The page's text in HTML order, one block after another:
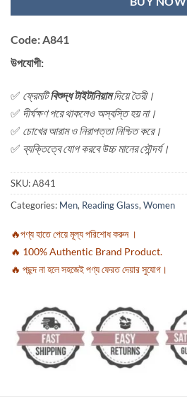
Code: A841
উপযোগী:
✅ ফ্রেমটিবিশুদ্ধ টাইটানিয়ামদিয়ে তৈরী।
✅ দীর্ঘক্ষণ পরে থাকলেও অস্বস্তি হয় না।
✅ চোখের আরাম ও নিরাপত্তা নিশ্চিত করে।
✅ ব্যক্তিত্বে যোগ করবে উচ্চ মানের সৌন্দর্য।
SKU:A841
Categories: Men, Reading Glass, Women
🔥পণ্য হাতে পেয়ে মূল্য পরিশোধ করুন ।
🔥 100% Authentic Brand Product.
🔥 পছন্দ না হলে সহজেই পণ্য ফেরত দেয়ার সুযোগ।